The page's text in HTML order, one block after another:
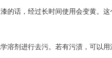
的话，经过长时间使用会变黄。
溶剂进行去污。若有污渍，可以